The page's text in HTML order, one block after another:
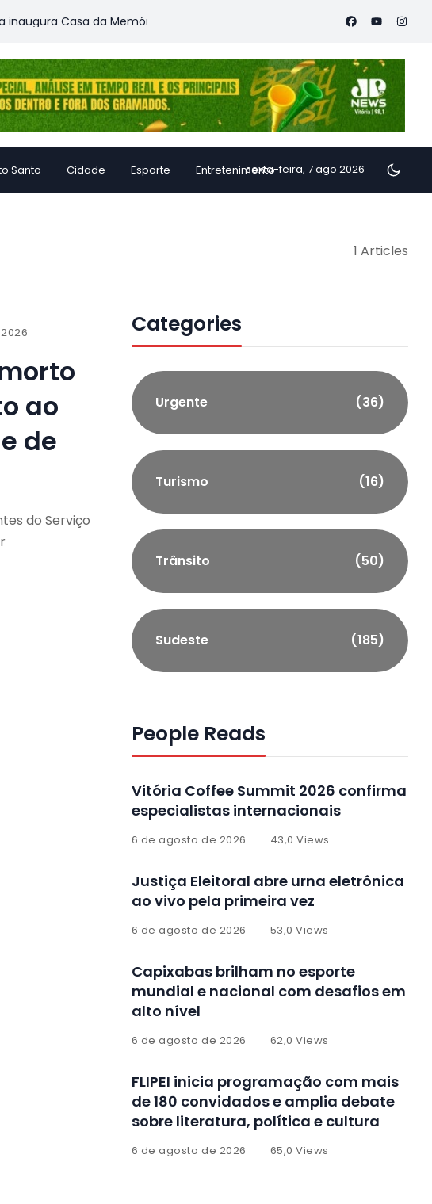
Casa da Memória Vitória Coffee Summit 2026 confirma
Santo Cidade Esporte Entretenimentosexta-feira, 7 ago 2026
1 Articles
ao
de
do Serviço
Categories
Urgente (36)
Turismo (16)
Trânsito (50)
Sudeste (185)
People Reads
Vitória Coffee Summit 2026 confirma
especialistas internacionais
6 de agosto de 2026 43,0 Views
Justiça Eleitoral abre urna eletrônica
ao vivo pela primeira vez
6 de agosto de 2026 53,0 Views
Capixabas brilham no esporte
mundial e nacional com desafios em
alto nível
6 de agosto de 2026 62,0 Views
FLIPEI inicia programação com mais
de 180 convidados e amplia debate
sobre literatura, política e cultura
6 de agosto de 2026 65,0 Views